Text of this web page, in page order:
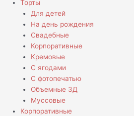
Торты
Для детей
На день рождения
Свадебные
Корпоративные
Кремовые
С ягодами
С фотопечатью
Объемные 3Д
Муссовые
Корпоративные